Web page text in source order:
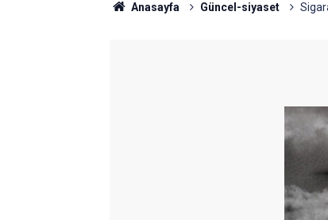
Anasayfa Güncel-siyaset